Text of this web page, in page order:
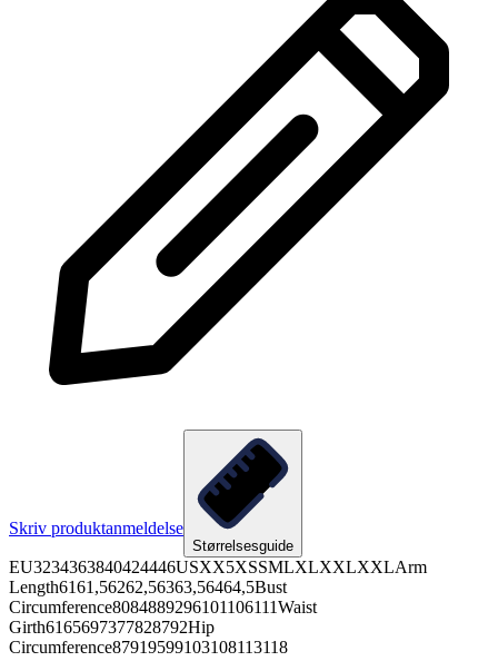
Skriv produktanmeldelse
Størrelsesguide
EU3234363840424446USXX5XSSMLXLXXLXXLArm
Length6161,56262,56363,56464,5Bust
Circumference8084889296101106111Waist
Girth6165697377828792Hip
Circumference87919599103108113118